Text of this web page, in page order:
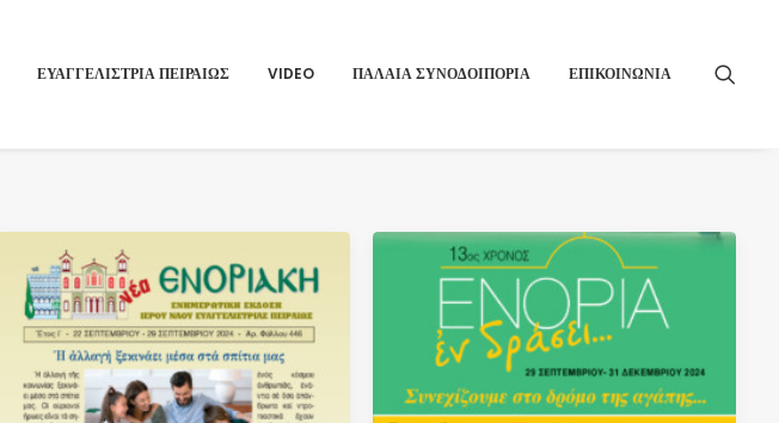
ΕΥΑΓΓΕΛΙΣΤΡΙΑ ΠΕΙΡΑΙΏΣ VIDEO ΠΑΛΑΙΑ ΣΥΝΟΔΟΙΠΟΡΙΑ ΕΠΙΚΟΙΝΩΝΙΑ